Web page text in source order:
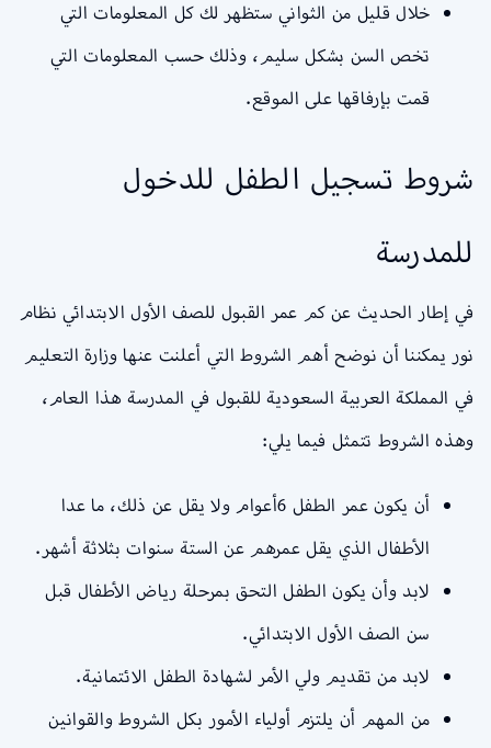
خلال قليل من الثواني ستظهر لك كل المعلومات التي
تخص السن بشكل سليم، وذلك حسب المعلومات التي
قمت بإرفاقها على الموقع.
شروط تسجيل الطفل للدخول
للمدرسة
في إطار الحديث عن كم عمر القبول للصف الأول الابتدائي نظام
نور يمكننا أن نوضح أهم الشروط التي أعلنت عنها وزارة التعليم
في المملكة العربية السعودية للقبول في المدرسة هذا العام،
وهذه الشروط تتمثل فيما يلي:
أن يكون عمر الطفل 6أعوام ولا يقل عن ذلك، ما عدا
الأطفال الذي يقل عمرهم عن الستة سنوات بثلاثة أشهر.
لابد وأن يكون الطفل التحق بمرحلة رياض الأطفال قبل
سن الصف الأول الابتدائي.
لابد من تقديم ولي الأمر لشهادة الطفل الائتمانية.
من المهم أن يلتزم أولياء الأمور بكل الشروط والقوانين